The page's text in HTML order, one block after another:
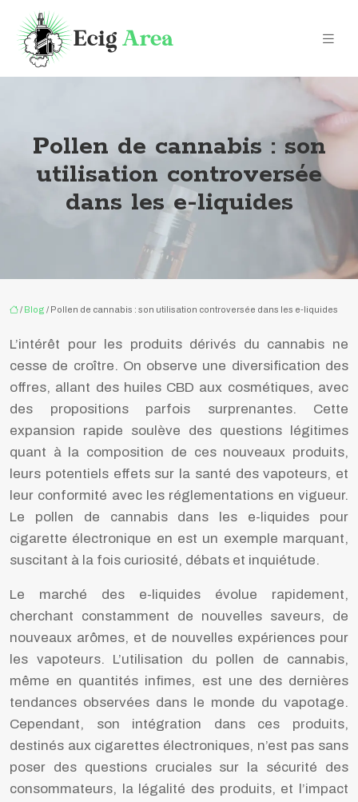
Pollen de cannabis : son
utilisation controversée
dans les e-liquides
/ Blog / Pollen de cannabis : son utilisation controversée dans les e-liquides
L’intérêt pour les produits dérivés du cannabis ne
cesse de croître. On observe une diversification des
offres, allant des huiles CBD aux cosmétiques, avec
des propositions parfois surprenantes. Cette
expansion rapide soulève des questions légitimes
quant à la composition de ces nouveaux produits,
leurs potentiels effets sur la santé des vapoteurs, et
leur conformité avec les réglementations en vigueur.
Le pollen de cannabis dans les e-liquides pour
cigarette électronique en est un exemple marquant,
suscitant à la fois curiosité, débats et inquiétude.
Le marché des e-liquides évolue rapidement,
cherchant constamment de nouvelles saveurs, de
nouveaux arômes, et de nouvelles expériences pour
les vapoteurs. L’utilisation du pollen de cannabis,
même en quantités infimes, est une des dernières
tendances observées dans le monde du vapotage.
Cependant, son intégration dans ces produits,
destinés aux cigarettes électroniques, n’est pas sans
poser des questions cruciales sur la sécurité des
consommateurs, la légalité des produits, et l’impact